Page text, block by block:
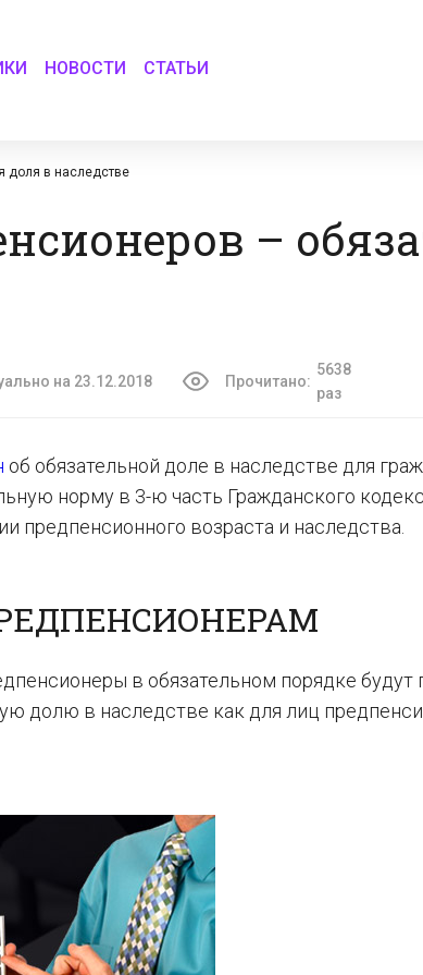
НОВОСТИ СТАТЬИ
доля в наследстве
–
на 23.12.2018 Прочитано:
5638
раз
об обязательной доле в наследстве для
норму в 3-ю часть Гражданского
предпенсионного возраста и наследства.
в обязательном порядке будут
долю в наследстве как для лиц